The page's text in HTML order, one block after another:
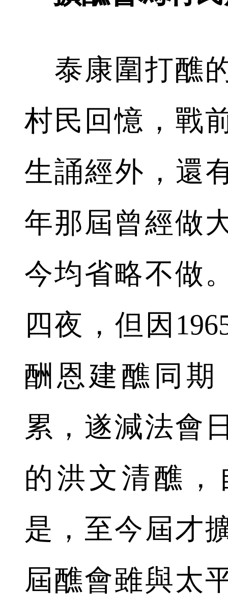
泰康圍打醮
村民回憶，戰
生誦經外，還
年那屆曾經做
今均省略不做
四夜，但因
酬恩建醮同
累，遂減法會
的洪文清醮
是，至今屆才
屆醮會雖與太